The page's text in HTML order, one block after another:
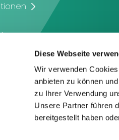
Diese Webseite
Wir verwenden
anbieten zu können
zu Ihrer Verwendung
Unsere Partner führen
bereitgestellt haben